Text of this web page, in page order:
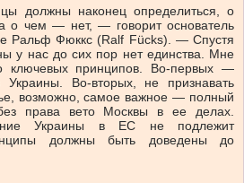
должны наконец определиться, о
о чем — нет, — говорит основатель
Ральф Фюккс (Ralf Fücks). — Спустя
у нас до сих пор нет единства. Мне
ключевых принципов. Во-первых —
Во-вторых, не признавать
возможно, самое важное — полный
права вето Москвы в ее делах.
Украины в ЕС не подлежит
должны быть доведены до